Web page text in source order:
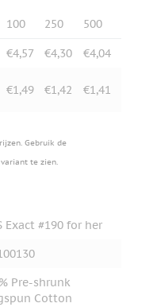
100 250 500
€4,57 €4,30
€4,04
€1,49 €1,42 €1,41
Gebruik de
te zien.
Exact #190 for her
Pre-shrunk
Cotton